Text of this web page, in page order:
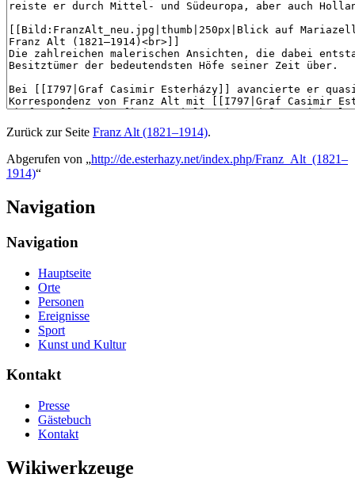
Zurück zur Seite Franz Alt (1821–1914).
Abgerufen von „http://de.esterhazy.net/index.php/Franz_Alt_(1821–
1914)“
Navigation
Navigation
Hauptseite
Orte
Personen
Ereignisse
Sport
Kunst und Kultur
Kontakt
Presse
Gästebuch
Kontakt
Wikiwerkzeuge